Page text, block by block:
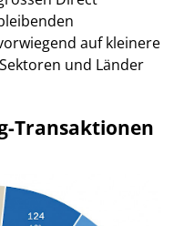
auf kleinere
und Länder
Transaktionen